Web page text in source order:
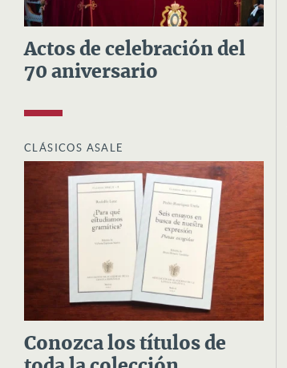
Actos de celebración del
70 aniversario
CLÁSICOS ASALE
Conozca los títulos de